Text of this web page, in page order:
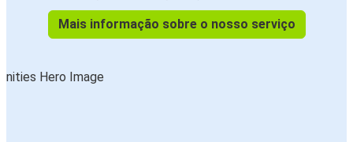
Mais informação sobre o nosso serviço